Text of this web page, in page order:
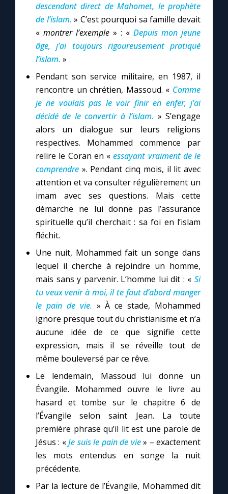
1000 Raisons de Croire
Chapelet pour le monde
Faire un don
Marie de Nazareth
descendant direct de Mahomet, le prophète
de l’islam. » C’est pourquoi sa famille devait
« montrer l’exemple » : « Depuis mon jeune
âge, j’ai toujours rigoureusement pratiqué
l’islam. »
Pendant son service militaire, en 1987, il
rencontre un chrétien, Massoud. « Comme
je ne voulais pas le voir finir en enfer, j’ai
décidé de le convertir à l’islam. » S’engage
alors un dialogue sur leurs religions
respectives. Mohammed commence par
relire le Coran en «essayant vraiment de le
comprendre ». Pendant cinq mois, il lit avec
attention et va consulter régulièrement un
imam avec ses questions. Mais cette
démarche ne lui donne pas l’assurance
spirituelle qu’il cherchait : sa foi en l’islam
fléchit.
Une nuit, Mohammed fait un songe dans
lequel il cherche à rejoindre un homme,
mais sans y parvenir. L’homme lui dit : « Si
tu veux venir à moi, il te faut d’abord manger
le pain de vie. » À ce stade, Mohammed
ignore presque tout du christianisme et n’a
aucune idée de ce que signifie cette
expression, mais il se réveille tout de
même bouleversé par ce rêve.
Le lendemain, Massoud lui donne un
Évangile. Mohammed ouvre le livre au
hasard et tombe sur le chapitre 6 de
l’Évangile selon saint Jean. La toute
première phrase qu’il lit est une parole de
Jésus : «Je suis le pain de vie» – exactement
les mots entendus en songe la nuit
précédente.
Par la lecture de l’Évangile, Mohammed dit